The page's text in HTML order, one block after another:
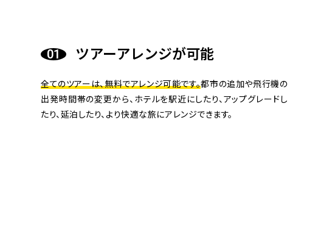
ツアーアレンジが可能
全てのツアーは、無料でアレンジ可能です。都市の追加や飛行機の
出発時間帯の変更から、ホテルを駅近にしたり、アップグレードし
たり、延泊したり、より快適な旅にアレンジできます。